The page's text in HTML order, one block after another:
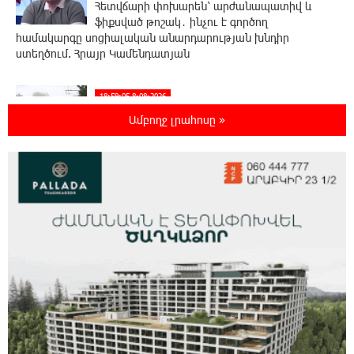
Հետվճարի փոխարեն՝ արժանապատիվ և
ֆիքսված թոշակ․ ինչու է գործող
համակարգը սոցիալական անարդարության խնդիր
ստեղծում. Հրայր Կամենդատյան
18:59:05 8-08-2026
Երևանի Կենտրոնում փոշու
պարունակությունը գրեթե ամբողջ շաբաթ
Իրանը պատրաստ է բացել Հորմուզի
նեղուցը, եթե ԱՄՆ-ն ընդունի
հանրապետության պայմանները
18:21:30 8-08-2026
Երևանում անցկացվել է հաշմանդամություն
ունեցող անձանց միջազգային մարզական
փառատոն
Ամբողջ լրահոսը »